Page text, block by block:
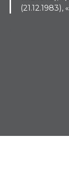
(21.12.1983),